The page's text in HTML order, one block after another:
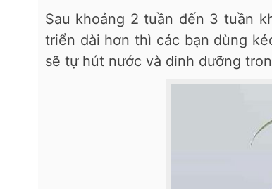
Sau khoảng 2 tuần đến 3 tuần
triển dài hơn thì các bạn dùng
sẽ tự hút nước và dinh dưỡng